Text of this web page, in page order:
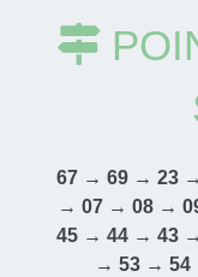
67 → 69 → 23
→ 07 → 08 →
45 → 44 → 43
→ 53 → 54